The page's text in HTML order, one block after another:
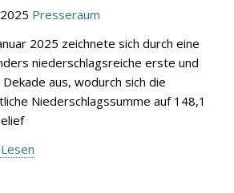
Presseraum
2025 zeichnete sich durch eine
niederschlagsreiche erste und
aus, wodurch sich die
Niederschlagssumme auf 148,1